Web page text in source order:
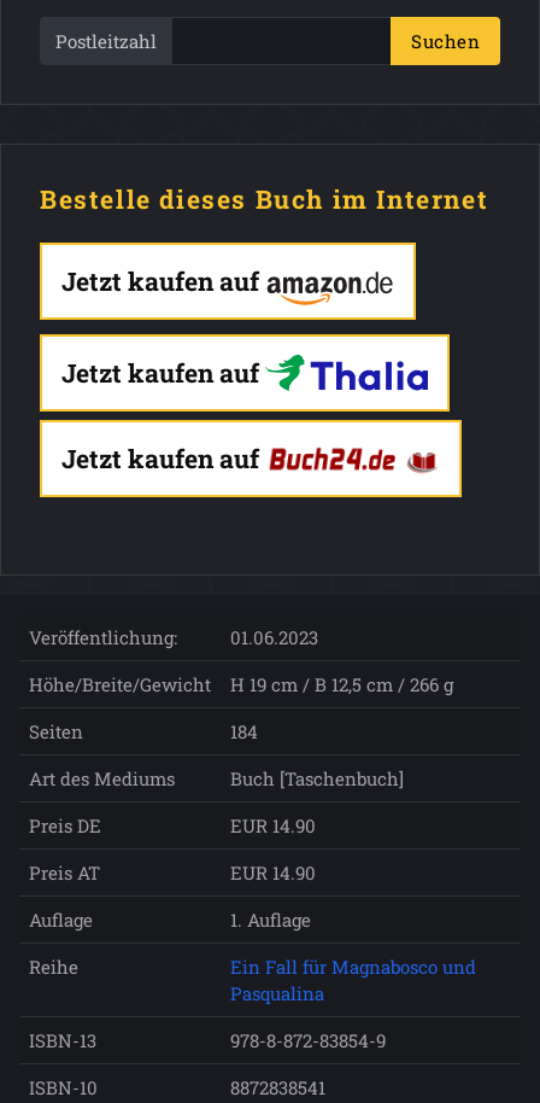
Postleitzahl Suchen
Bestelle dieses Buch im Internet
Jetzt kaufen auf
Jetzt kaufen auf
Jetzt kaufen auf
Veröffentlichung:
01.06.2023
Höhe/Breite/Gewicht
H 19 cm / B 12,5 cm / 266 g
Seiten
184
Art des Mediums
Buch [Taschenbuch]
Preis DE
EUR 14.90
Preis AT
EUR 14.90
Auflage
1. Auflage
Reihe
Ein Fall für Magnabosco und
Pasqualina
ISBN-13
978-8-872-83854-9
ISBN-10
8872838541